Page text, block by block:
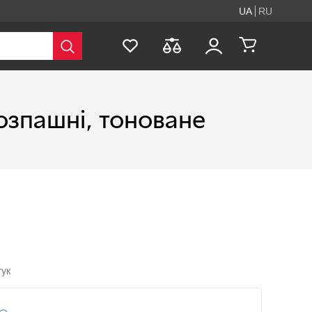
UA RU
тоноване